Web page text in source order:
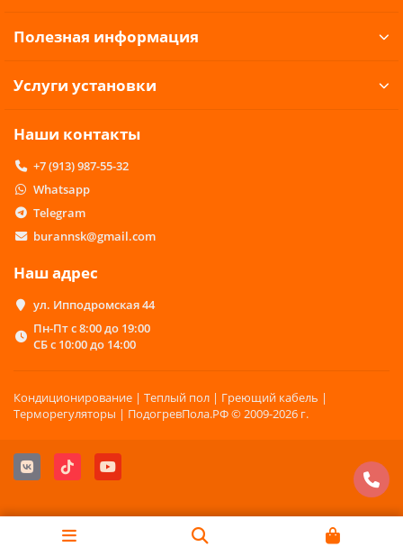
Полезная информация
Услуги установки
Наши контакты
+7 (913) 987-55-32
Whatsapp
Telegram
burannsk@gmail.com
Наш адрес
ул. Ипподромская 44
Пн-Пт с 8:00 до 19:00
СБ с 10:00 до 14:00
Кондиционирование | Теплый пол | Греющий кабель |
Терморегуляторы | ПодогревПола.РФ © 2009-2026 г.